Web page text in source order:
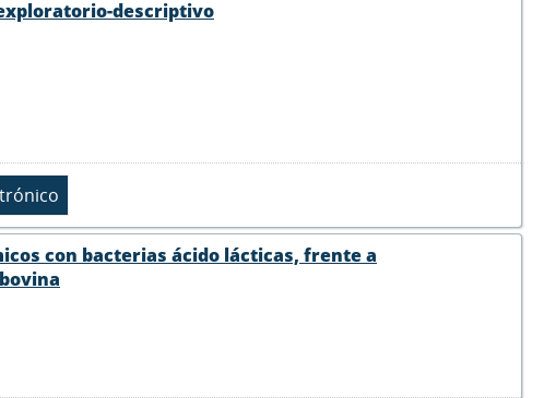
descriptivo
con bacterias ácido lácticas, frente a